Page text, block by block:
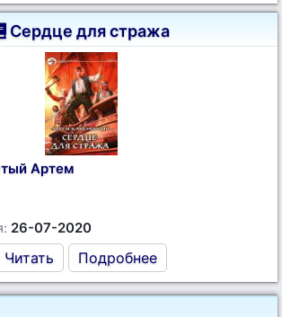
Сердце для стража
Артем
26-07-2020
Читать Подробнее